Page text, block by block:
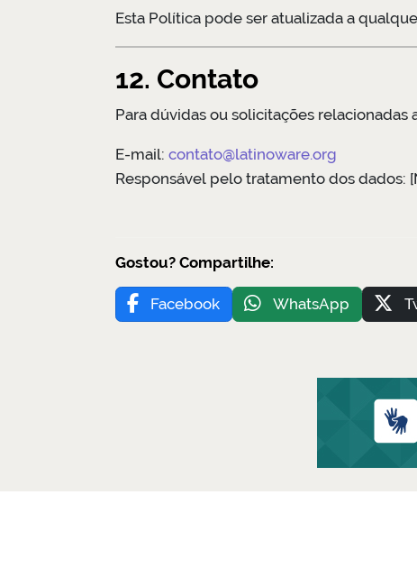
Esta Política pode ser atualizada a
12. Contato
Para dúvidas ou solicitações relacionadas
E-mail: contato@latinoware.org
Responsável pelo tratamento dos dados:
Gostou? Compartilhe:
Facebook WhatsApp